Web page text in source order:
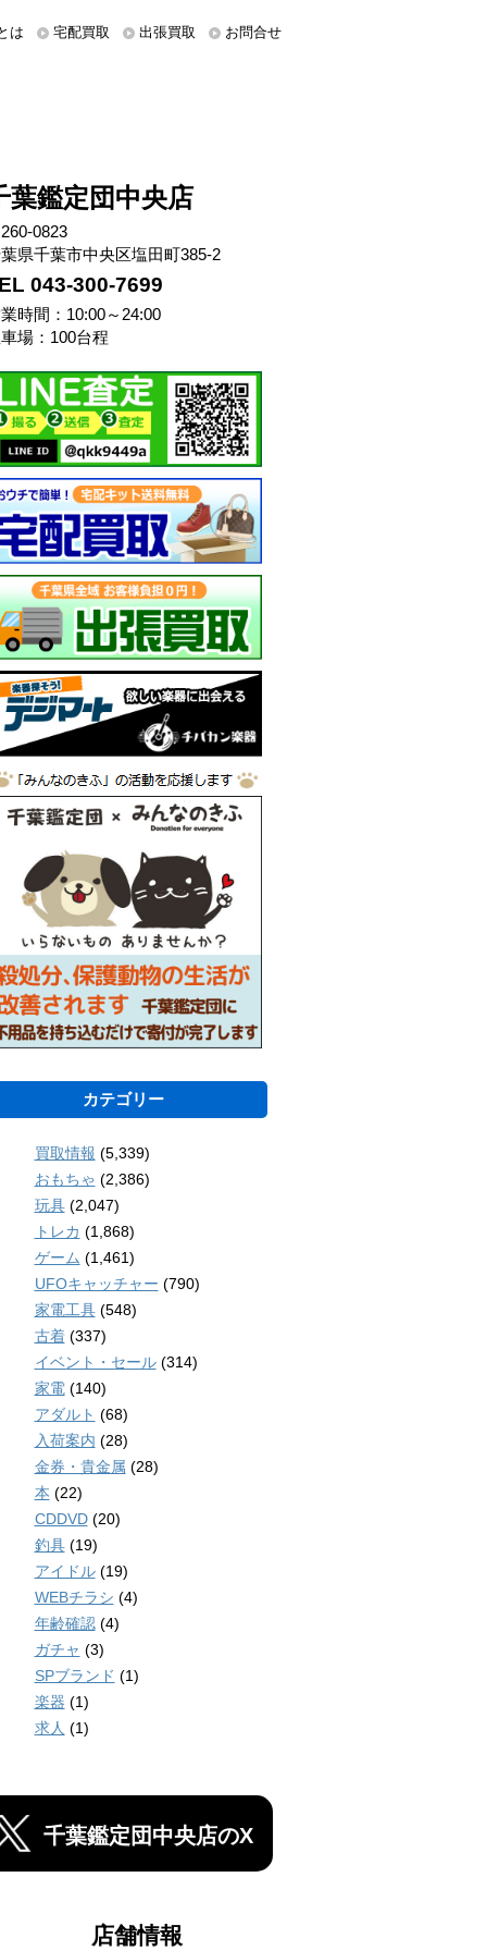
は 宅配買取 出張買取 お問合せ
葉鑑定団中央店
0823
県千葉市中央区塩田町385-2
043-300-7699
時間：10:00～24:00
場：100台程
カテゴリー
買取情報 (5,339)
おもちゃ (2,386)
玩具(2,047)
トレカ (1,868)
ゲーム (1,461)
UFOキャッチャー (790)
家電工具(548)
古着(337)
イベント・セール(314)
家電(140)
アダルト (68)
入荷案内 (28)
金券・貴金属 (28)
本 (22)
CDDVD(20)
釣具(19)
アイドル(19)
WEBチラシ (4)
年齢確認(4)
ガチャ (3)
SPブランド (1)
楽器 (1)
求人 (1)
千葉鑑定団中央店のX
店舗情報